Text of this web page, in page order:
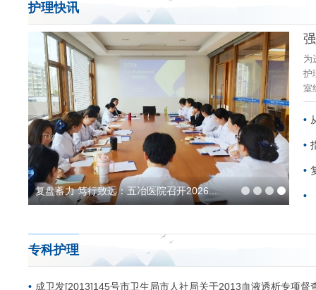
护理快讯
复盘蓄力 笃行致远：五冶医院召开2026...
为
护
室
专科护理
成卫发[2013]145号市卫生局市人社局关于2013血液透析专项督